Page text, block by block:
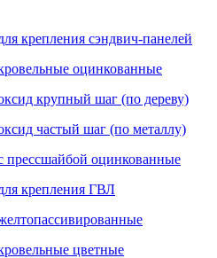
крепления сэндвич-панелей
оцинкованные
крупный шаг (по дереву)
частый шаг (по металлу)
прессшайбой оцинкованные
крепления ГВЛ
цветные